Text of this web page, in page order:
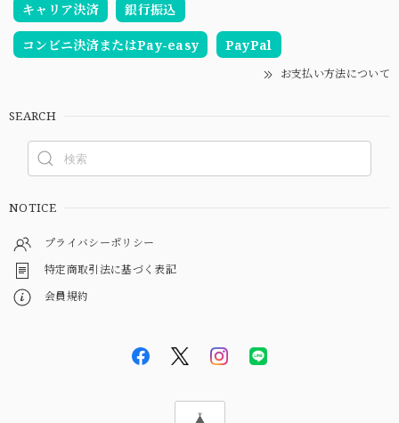
キャリア決済 銀行振込
コンビニ決済またはPay-easy PayPal
お支払い方法について
SEARCH
NOTICE
プライバシーポリシー
特定商取引法に基づく表記
会員規約